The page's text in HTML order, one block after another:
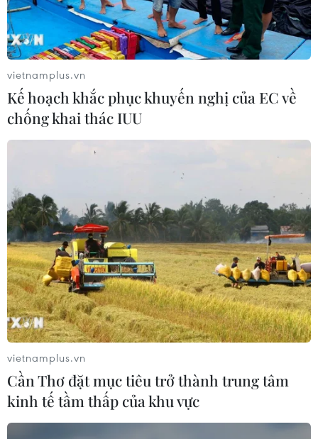
Khả năng đạt được đồng thuận về JCPOA
sớm nhất vào tuần tới
14/08/2022 10:59
Đại diện của Nga tại Vienna cho rằng có thể sớm đạt
được đồng thuận về JCPOA nếu tất cả các nước tham
gia đàm phán đồng ý với văn bản do điều phối viên
Liên minh châu Âu đưa ra vào ngày 8/8.
vietnamplus.vn
Kế hoạch khắc phục khuyến nghị của EC về
chống khai thác IUU
vietnamplus.vn
Cần Thơ đặt mục tiêu trở thành trung tâm
kinh tế tầm thấp của khu vực